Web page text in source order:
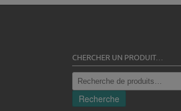
CHERCHER UN PRODUIT…
Recherche
pour :
Recherche